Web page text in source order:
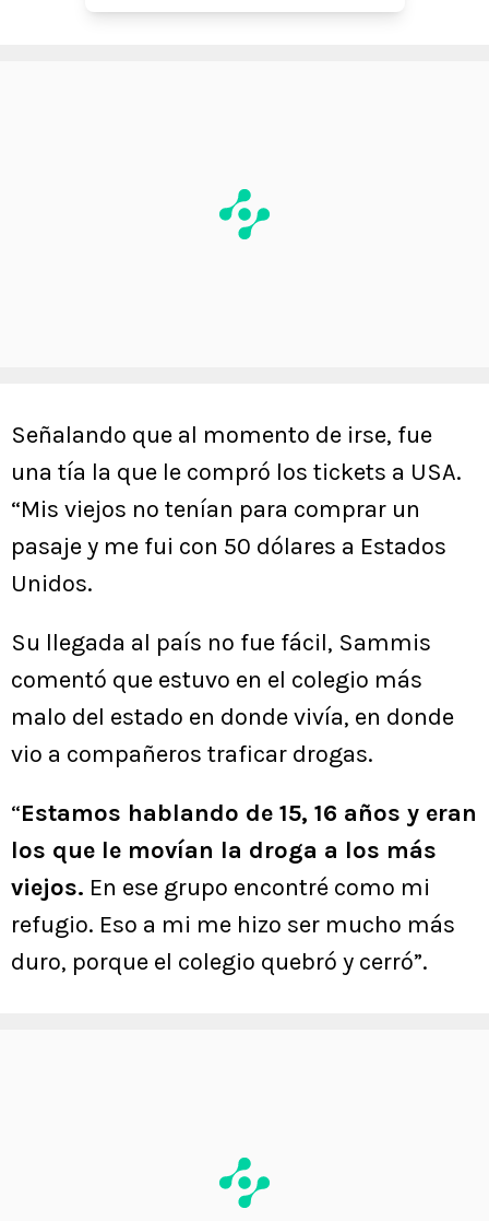
Señalando que al momento de irse, fue
una tía la que le compró los tickets a USA.
“Mis viejos no tenían para comprar un
pasaje y me fui con 50 dólares a Estados
Unidos.
Su llegada al país no fue fácil, Sammis
comentó que estuvo en el colegio más
malo del estado en donde vivía, en donde
vio a compañeros traficar drogas.
“Estamos hablando de 15, 16 años y eran
los que le movían la droga a los más
viejos. En ese grupo encontré como mi
refugio. Eso a mi me hizo ser mucho más
duro, porque el colegio quebró y cerró”.